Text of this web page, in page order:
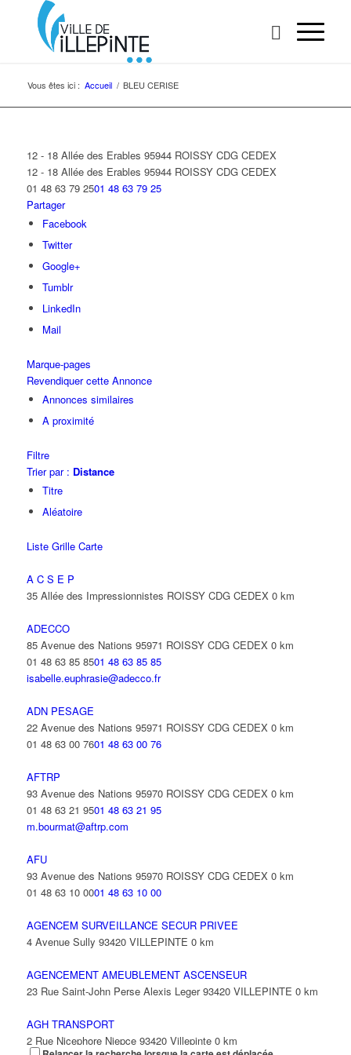
Vous êtes ici : Accueil / BLEU CERISE
12 - 18 Allée des Erables 95944 ROISSY CDG CEDEX
12 - 18 Allée des Erables 95944 ROISSY CDG CEDEX
01 48 63 79 2501 48 63 79 25
Partager
Facebook
Twitter
Google+
Tumblr
LinkedIn
Mail
Marque-pages
Revendiquer cette Annonce
Annonces similaires
A proximité
Filtre
Trier par : Distance
Titre
Aléatoire
Liste Grille Carte
A C S E P
35 Allée des Impressionnistes ROISSY CDG CEDEX 0 km
ADECCO
85 Avenue des Nations 95971 ROISSY CDG CEDEX 0 km
01 48 63 85 8501 48 63 85 85
isabelle.euphrasie@adecco.fr
ADN PESAGE
22 Avenue des Nations 95971 ROISSY CDG CEDEX 0 km
01 48 63 00 7601 48 63 00 76
AFTRP
93 Avenue des Nations 95970 ROISSY CDG CEDEX 0 km
01 48 63 21 9501 48 63 21 95
m.bourmat@aftrp.com
AFU
93 Avenue des Nations 95970 ROISSY CDG CEDEX 0 km
01 48 63 10 0001 48 63 10 00
AGENCEM SURVEILLANCE SECUR PRIVEE
4 Avenue Sully 93420 VILLEPINTE 0 km
AGENCEMENT AMEUBLEMENT ASCENSEUR
23 Rue Saint-John Perse Alexis Leger 93420 VILLEPINTE 0 km
AGH TRANSPORT
2 Rue Nicephore Niepce 93420 Villepinte 0 km